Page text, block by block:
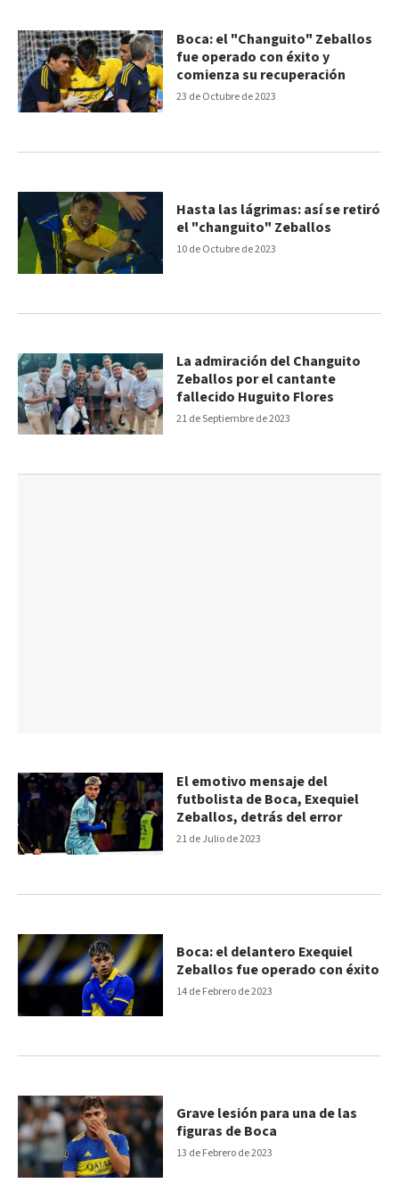
23 de Octubre de 2023
Boca: el "Changuito" Zeballos
fue operado con éxito y
comienza su recuperación
10 de Octubre de 2023
Hasta las lágrimas: así se retiró
el "changuito" Zeballos
21 de Septiembre de 2023
La admiración del Changuito
Zeballos por el cantante
fallecido Huguito Flores
21 de Julio de 2023
El emotivo mensaje del
futbolista de Boca, Exequiel
Zeballos, detrás del error
14 de Febrero de 2023
Boca: el delantero Exequiel
Zeballos fue operado con éxito
13 de Febrero de 2023
Grave lesión para una de las
figuras de Boca